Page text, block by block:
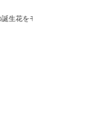
生花をモチーフにしたス